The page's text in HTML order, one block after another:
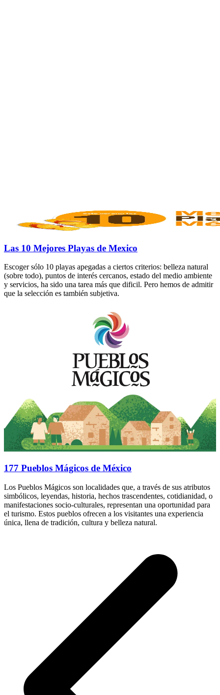
Las 10 Mejores Playas de Mexico
Escoger sólo 10 playas apegadas a ciertos criterios: belleza natural
(sobre todo), puntos de interés cercanos, estado del medio ambiente
y servicios, ha sido una tarea más que dificil. Pero hemos de admitir
que la selección es también subjetiva.
177 Pueblos Mágicos de México
Los Pueblos Mágicos son localidades que, a través de sus atributos
simbólicos, leyendas, historia, hechos trascendentes, cotidianidad, o
manifestaciones socio-culturales, representan una oportunidad para
el turismo. Estos pueblos ofrecen a los visitantes una experiencia
única, llena de tradición, cultura y belleza natural.